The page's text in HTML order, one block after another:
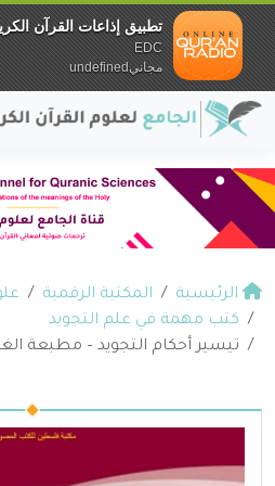
الرئيسية المكتبة الرقمية
كتب مهمة في علم التجويد
تيسير أحكام التجويد – مطبعة
تطبيق إذاعات القرآن
EDC
مجانيundefined